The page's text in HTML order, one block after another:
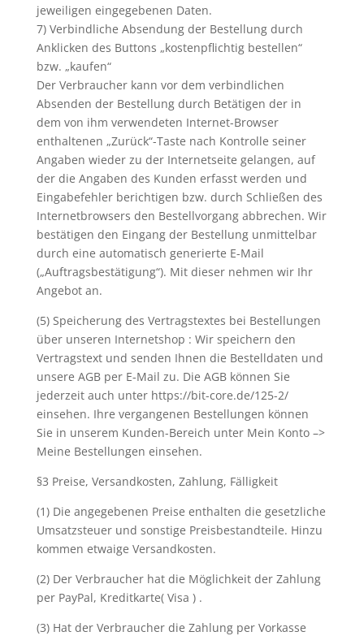
jeweiligen eingegebenen Daten.
7) Verbindliche Absendung der Bestellung durch
Anklicken des Buttons „kostenpflichtig bestellen“
bzw. „kaufen“
Der Verbraucher kann vor dem verbindlichen
Absenden der Bestellung durch Betätigen der in
dem von ihm verwendeten Internet-Browser
enthaltenen „Zurück“-Taste nach Kontrolle seiner
Angaben wieder zu der Internetseite gelangen, auf
der die Angaben des Kunden erfasst werden und
Eingabefehler berichtigen bzw. durch Schließen des
Internetbrowsers den Bestellvorgang abbrechen. Wir
bestätigen den Eingang der Bestellung unmittelbar
durch eine automatisch generierte E-Mail
(„Auftragsbestätigung“). Mit dieser nehmen wir Ihr
Angebot an.
(5) Speicherung des Vertragstextes bei Bestellungen
über unseren Internetshop : Wir speichern den
Vertragstext und senden Ihnen die Bestelldaten und
unsere AGB per E-Mail zu. Die AGB können Sie
jederzeit auch unter https://bit-core.de/125-2/
einsehen. Ihre vergangenen Bestellungen können
Sie in unserem Kunden-Bereich unter Mein Konto –>
Meine Bestellungen einsehen.
§3 Preise, Versandkosten, Zahlung, Fälligkeit
(1) Die angegebenen Preise enthalten die gesetzliche
Umsatzsteuer und sonstige Preisbestandteile. Hinzu
kommen etwaige Versandkosten.
(2) Der Verbraucher hat die Möglichkeit der Zahlung
per PayPal, Kreditkarte( Visa ) .
(3) Hat der Verbraucher die Zahlung per Vorkasse